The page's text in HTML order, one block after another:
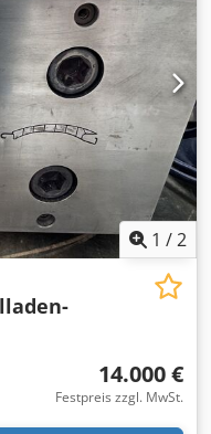
1 /2
14.000 €
Festpreis zzgl. MwSt.